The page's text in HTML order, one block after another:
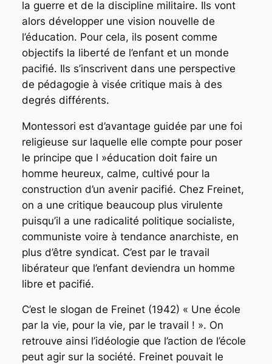
la guerre et de la discipline militaire. Ils vont
alors développer une vision nouvelle de
l’éducation. Pour cela, ils posent comme
objectifs la liberté de l’enfant et un monde
pacifié. Ils s’inscrivent dans une perspective
de pédagogie à visée critique mais à des
degrés différents.
Montessori est d’avantage guidée par une foi
religieuse sur laquelle elle compte pour poser
le principe que l »éducation doit faire un
homme heureux, calme, cultivé pour la
construction d’un avenir pacifié. Chez Freinet,
on a une critique beaucoup plus virulente
puisqu’il a une radicalité politique socialiste,
communiste voire à tendance anarchiste, en
plus d’être syndicat. C’est par le travail
libérateur que l’enfant deviendra un homme
libre et pacifié.
C’est le slogan de Freinet (1942) « Une école
par la vie, pour la vie, par le travail ! ». On
retrouve ainsi l’idéologie que l’action de l’école
peut agir sur la société. Freinet pouvait le